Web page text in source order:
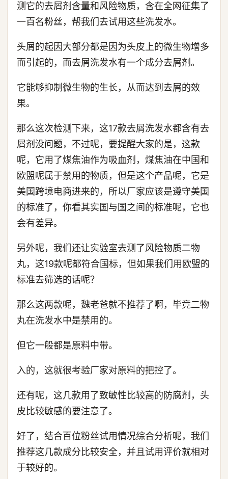
测它的去屑剂含量和风险物质，含在全网征集了
一百名粉丝，帮我们去试用这些洗发水。
头屑的起因大部分都是因为头皮上的微生物增多
而引起的，而去屑洗发水有一个成分去屑剂。
它能够抑制微生物的生长，从而达到去屑的效
果。
那么这次检测下来，这17款去屑洗发水都含有去
屑剂没问题，不过呢，要提醒大家的是，这款
呢，它用了煤焦油作为吸血剂，煤焦油在中国和
欧盟呢属于禁用的物质，但是这个产品呢，它是
美国跨境电商进来的，所以厂家应该是遵守美国
的标准了，你看其实国与国之间的标准呢，它也
会有差异。
另外呢，我们还让实验室去测了风险物质二物
丸，这19款呢都符合国标，但如果我们用欧盟的
标准去筛选的话呢？
那么这两款呢，魏老爸就不推荐了啊，毕竟二物
丸在洗发水中是禁用的。
但它一般都是原料中带。
入的，这就很考验厂家对原料的把控了。
还有呢，这几款用了致敏性比较高的防腐剂，头
皮比较敏感的要注意了。
好了，结合百位粉丝试用情况综合分析呢，我们
推荐这几款成分比较安全，并且试用评价就相对
于较好的。